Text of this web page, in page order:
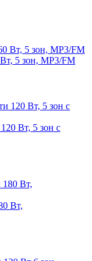
5 зон, MP3/FM
Вт, 5 зон с
Вт,